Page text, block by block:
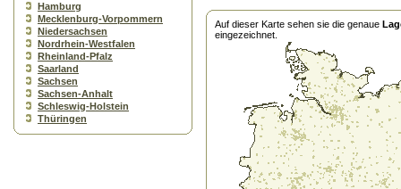
Hamburg
Mecklenburg-Vorpommern
Niedersachsen
Nordrhein-Westfalen
Rheinland-Pfalz
Saarland
Sachsen
Sachsen-Anhalt
Schleswig-Holstein
Thüringen
Auf dieser Karte sehen sie die genaue
eingezeichnet.